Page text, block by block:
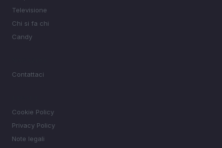
Televisione
Chi si fa chi
Candy
Contattaci
Cookie Policy
Privacy Policy
Note legali